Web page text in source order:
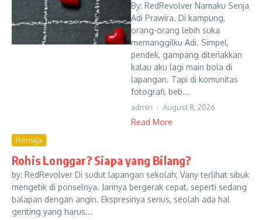
By: RedRevolver Namaku Senja
Adi Prawira. Di kampung,
orang-orang lebih suka
memanggilku Adi. Simpel,
pendek, gampang diteriakkan
kalau aku lagi main bola di
lapangan. Tapi di komunitas
fotografi, beb...
admin August 8, 2026
Read More
Remaja
Rohis Longgar? Siapa yang Bilang?
by: RedRevolver Di sudut lapangan sekolah, Vany terlihat sibuk
mengetik di ponselnya. Jarinya bergerak cepat, seperti sedang
balapan dengan angin. Ekspresinya serius, seolah ada hal
genting yang harus...